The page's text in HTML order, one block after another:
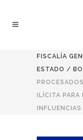
FISCALÍA
ESTADO /
ILÍCITA